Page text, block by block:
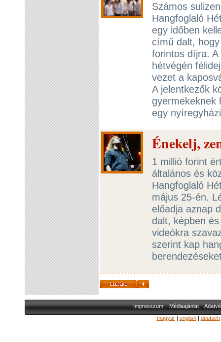
Számos
Hangfoglaló
egy időben
című dalt,
forintos díjra.
hétvégén
vezet a
A jelentkezők
gyermekeknek
egy
Énekelj,
1 millió forint
általános és
Hangfoglaló
május 25-én.
előadja aznap
dalt, képben
videókra
szerint kap
Impresszum Médiaajánlat
magyar| english| deutsch